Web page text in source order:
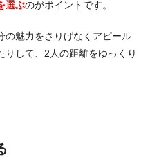
選ぶのがポイントです。
の魅力をさりげなくアピール
りして、2人の距離をゆっくり